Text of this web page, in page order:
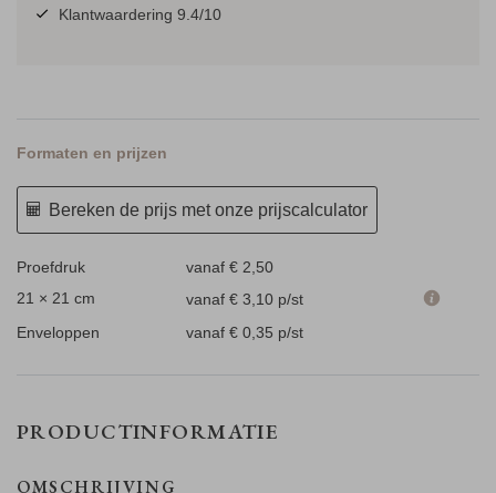
Klantwaardering 9.4/10
Formaten en prijzen
Bereken de prijs met onze prijscalculator
Proefdruk
vanaf € 2,50
21 × 21 cm
vanaf € 3,10 p/st
Enveloppen
vanaf € 0,35 p/st
PRODUCTINFORMATIE
OMSCHRIJVING